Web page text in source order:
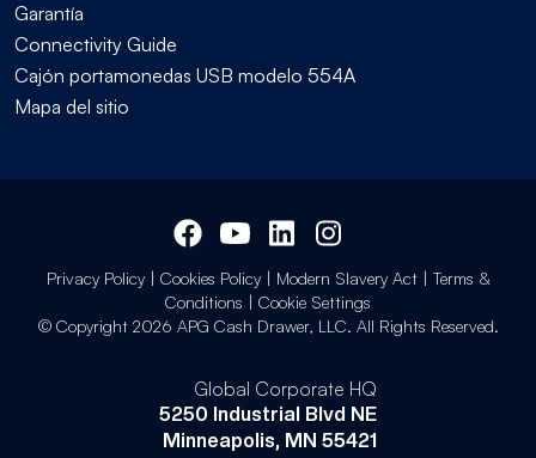
Garantía
Connectivity Guide
Cajón portamonedas USB modelo 554A
Mapa del sitio
Privacy Policy| Cookies Policy| Modern Slavery Act| Terms &
Conditions | Cookie Settings
© Copyright 2026 APG Cash Drawer, LLC. All Rights Reserved.
Global Corporate HQ
5250 Industrial Blvd NE
Minneapolis, MN 55421